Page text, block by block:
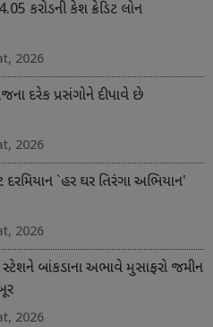
કરોડની કેશ ક્રેડિટ લોન
2026
દરેક પ્રસંગોને દીપાવે છે
2026
`હર ઘર તિરંગા અભિયાન'
2026
બાંકડાના અભાવે મુસાફરો જમીન
2026